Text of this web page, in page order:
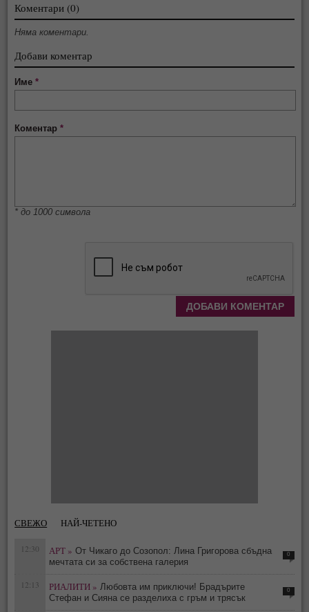
Коментари (0)
Няма коментари.
Добави коментар
Име*
Коментар*
* до 1000 символа
СВЕЖО НАЙ-ЧЕТЕНО
12:30 АРТ » От Чикаго до Созопол: Лина Григорова сбъдна
мечтата си за собствена галерия
0
12:13 РИАЛИТИ » Любовта им приключи! Брадърите
Стефан и Сияна се разделиха с гръм и трясък
0